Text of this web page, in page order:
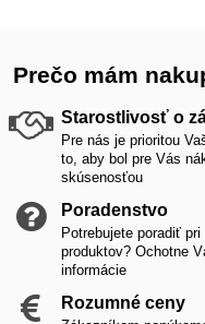
Prečo mám
Starostlivosť o
Pre nás je prioritou
to, aby bol pre Vás
skúsenosťou
Poradenstvo
Potrebujete poradiť
produktov? Ochotne
informácie
Rozumné ceny